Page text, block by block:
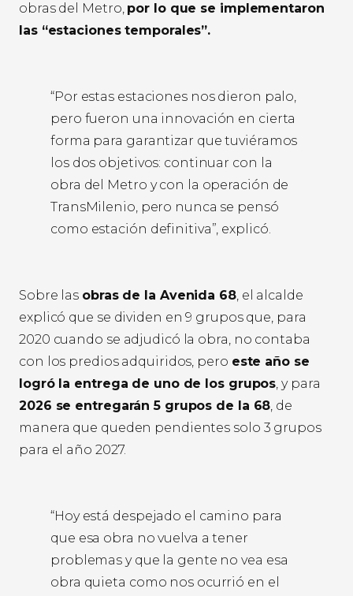
obras del Metro, por lo que se implementaron
las “estaciones temporales”.
“Por estas estaciones nos dieron palo,
pero fueron una innovación en cierta
forma para garantizar que tuviéramos
los dos objetivos: continuar con la
obra del Metro y con la operación de
TransMilenio, pero nunca se pensó
como estación definitiva”, explicó.
Sobre las obras de la Avenida 68, el alcalde
explicó que se dividen en 9 grupos que, para
2020 cuando se adjudicó la obra, no contaba
con los predios adquiridos, pero este año se
logró la entrega de uno de los grupos, y para
2026 se entregarán 5 grupos de la 68, de
manera que queden pendientes solo 3 grupos
para el año 2027.
“Hoy está despejado el camino para
que esa obra no vuelva a tener
problemas y que la gente no vea esa
obra quieta como nos ocurrió en el